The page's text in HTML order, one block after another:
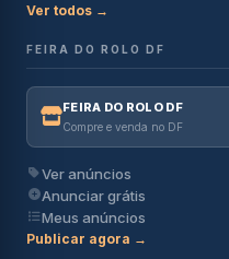
Ver todos →
FEIRA DO ROLO DF
FEIRA DO ROLO DF
Compre e venda no DF
Ver anúncios
Anunciar grátis
Meus anúncios
Publicar agora →